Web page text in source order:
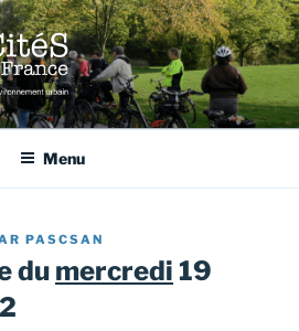
HAUTS-DE-
à l'environnement urbain
Menu
PASCSAN
du mercredi 19